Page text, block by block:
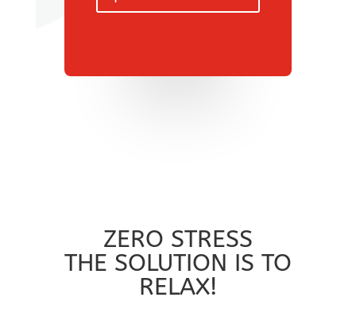
ZERO STRESS
THE SOLUTION IS TO
RELAX!